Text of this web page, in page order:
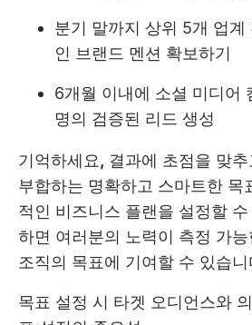
분기 말까지 상위 5개 업계
인 브랜드 멘션 확보하기
6개월 이내에 소셜 미디어
명의 검증된 리드 생성
기억하세요, 결과에 초점을 맞
부합하는 명확하고 스마트한 목
적인 비즈니스 플랜을 설정할
하면 여러분의 노력이 측정 가
조직의 목표에 기여할 수 있습니
목표 설정 시 타겟 오디언스와